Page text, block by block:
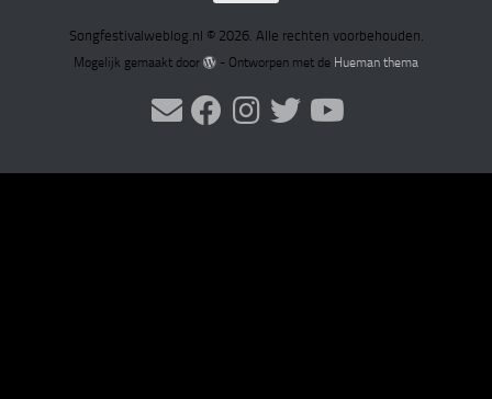
Songfestivalweblog.nl © 2026. Alle rechten voorbehouden.
Mogelijk gemaakt door - Ontworpen met de Hueman thema